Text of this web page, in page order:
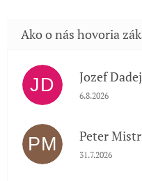
JD Jozef Dadej
Hodnotenie
6.8.2026
PM Peter
Hodnotenie
31.7.2026